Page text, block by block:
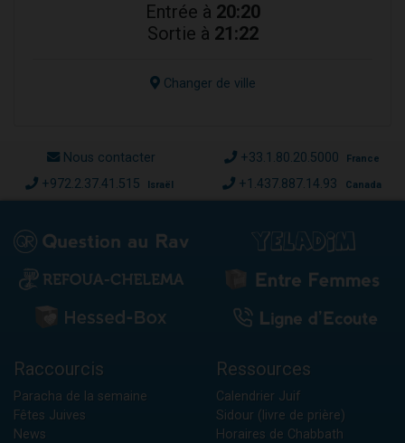
Entrée à 20:20
Sortie à 21:22
Changer de ville
Nous contacter +33.1.80.20.5000 France
+972.2.37.41.515 Israël +1.437.887.14.93 Canada
Raccourcis
Paracha de la semaine
Fêtes Juives
News
Ressources
Calendrier Juif
Sidour (livre de prière)
Horaires de Chabbath